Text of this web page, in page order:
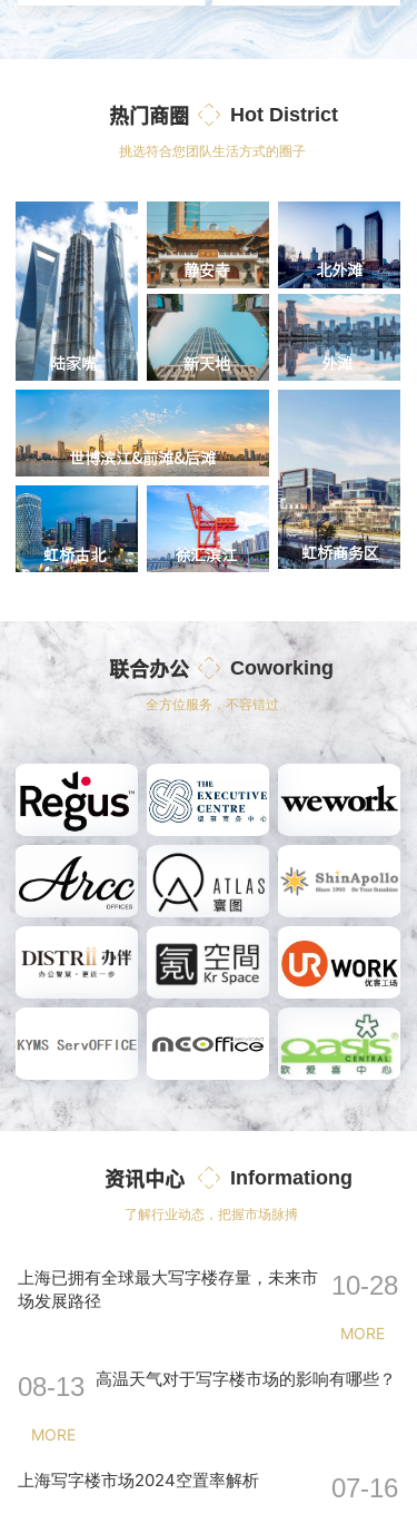
+
挑选符合您团队生活方式的圈子
Hot District
热门商圈
外滩
虹桥古北 徐汇滨江
世博滨江&前滩&后滩
静安寺 北外滩
新天地
陆家嘴
虹桥商务区
全方位服务，不容错过
Coworking
联合办公
了解行业动态，把握市场脉搏
Informationg
资讯中心
上海已拥有全球最大写字楼存量，未来市
场发展路径
10-28
MORE
08-13
MORE
高温天气对于写字楼市场的影响有哪些？
上海写字楼市场2024空置率解析 07-16